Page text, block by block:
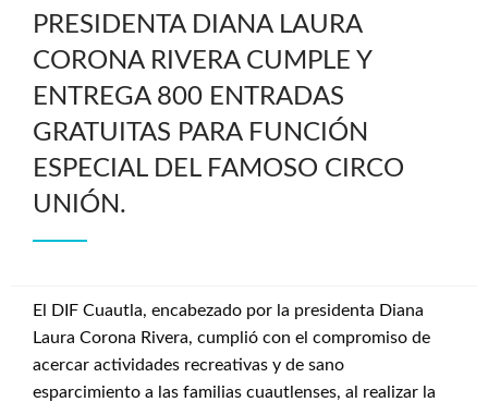
PRESIDENTA DIANA LAURA
CORONA RIVERA CUMPLE Y
ENTREGA 800 ENTRADAS
GRATUITAS PARA FUNCIÓN
ESPECIAL DEL FAMOSO CIRCO
UNIÓN.
El DIF Cuautla, encabezado por la presidenta Diana
Laura Corona Rivera, cumplió con el compromiso de
acercar actividades recreativas y de sano
esparcimiento a las familias cuautlenses, al realizar la